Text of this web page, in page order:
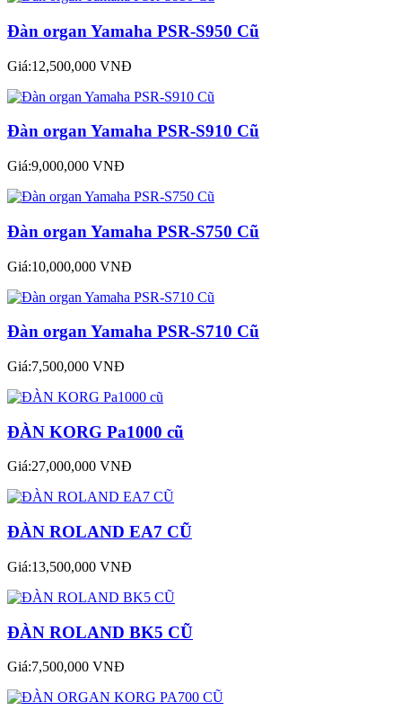
Đàn organ Yamaha PSR-S950 Cũ
Giá:12,500,000 VNĐ
Đàn organ Yamaha PSR-S910 Cũ
Giá:9,000,000 VNĐ
Đàn organ Yamaha PSR-S750 Cũ
Giá:10,000,000 VNĐ
Đàn organ Yamaha PSR-S710 Cũ
Giá:7,500,000 VNĐ
ĐÀN KORG Pa1000 cũ
Giá:27,000,000 VNĐ
ĐÀN ROLAND EA7 CŨ
Giá:13,500,000 VNĐ
ĐÀN ROLAND BK5 CŨ
Giá:7,500,000 VNĐ